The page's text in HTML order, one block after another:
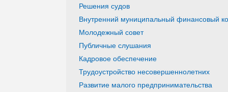
Решения судов
Внутренний муниципальный финансовый
Молодежный совет
Публичные слушания
Кадровое обеспечение
Трудоустройство несовершеннолетних
Развитие малого предпринимательства